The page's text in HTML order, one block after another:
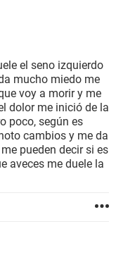
el seno izquierdo
mucho miedo me
voy a morir y me
dolor me inició de la
poco, según es
cambios y me da
pueden decir si es
aveces me duele la